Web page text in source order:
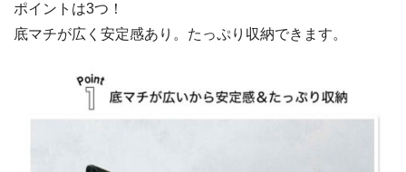
ポイントは3つ！
底マチが広く安定感あり。たっぷり収納できます。